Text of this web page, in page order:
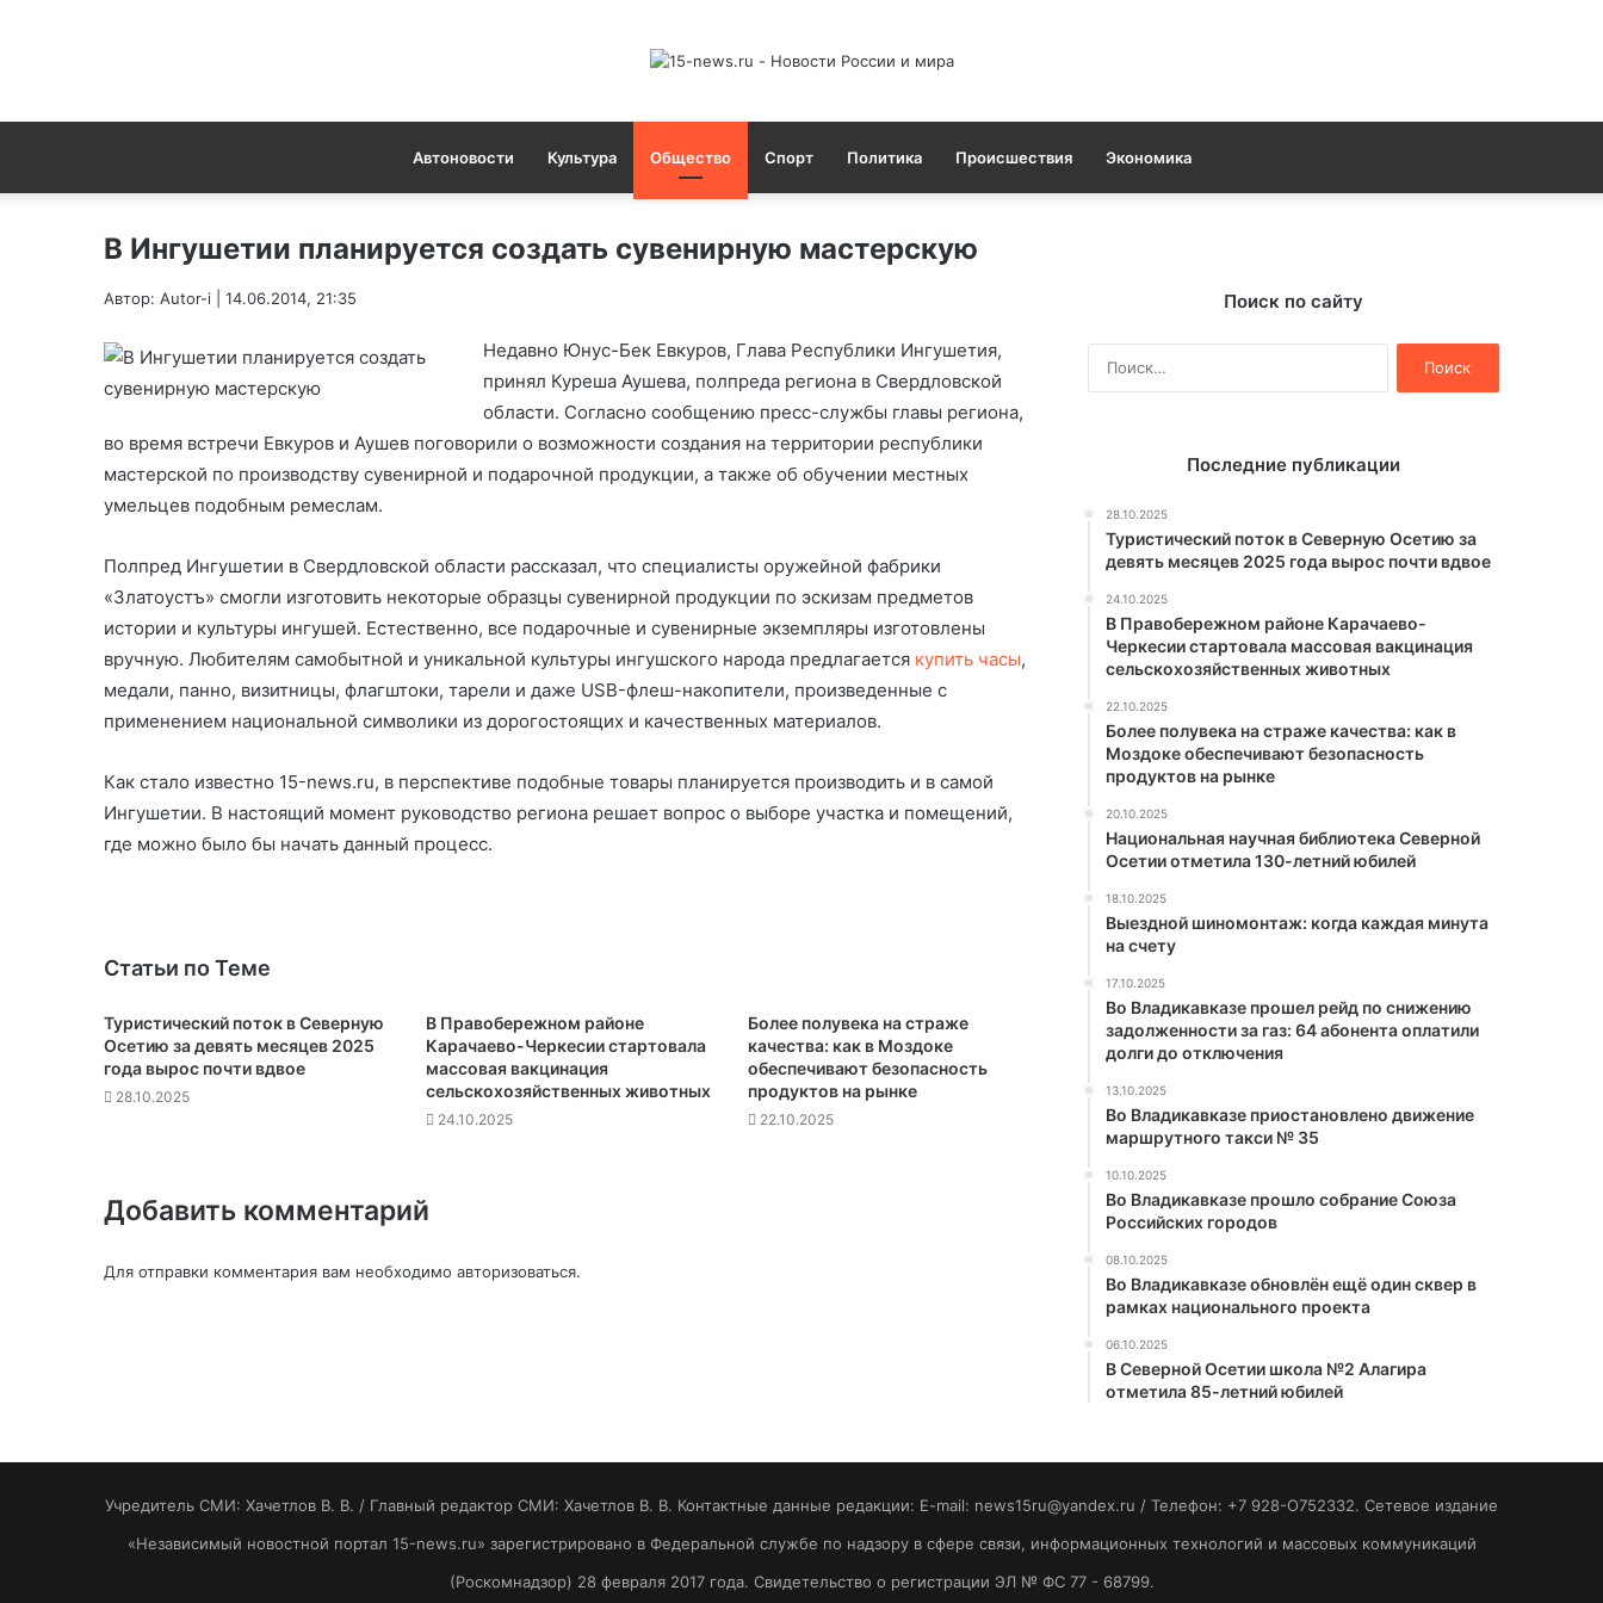
Автоновости Культура Общество Спорт Политика Происшествия Экономика
В Ингушетии планируется создать сувенирную мастерскую
Автор: Autor-i | 14.06.2014, 21:35
Недавно Юнус-Бек Евкуров, Глава Республики Ингушетия,
принял Куреша Аушева, полпреда региона в Свердловской
области. Согласно сообщению пресс-службы главы региона,
во время встречи Евкуров и Аушев поговорили о возможности создания на территории республики
мастерской по производству сувенирной и подарочной продукции, а также об обучении местных
умельцев подобным ремеслам.
Полпред Ингушетии в Свердловской области рассказал, что специалисты оружейной фабрики
«Златоустъ» смогли изготовить некоторые образцы сувенирной продукции по эскизам предметов
истории и культуры ингушей. Естественно, все подарочные и сувенирные экземпляры изготовлены
вручную. Любителям самобытной и уникальной культуры ингушского народа предлагается купить часы,
медали, панно, визитницы, флагштоки, тарели и даже USB-флеш-накопители, произведенные с
применением национальной символики из дорогостоящих и качественных материалов.
Как стало известно 15-news.ru, в перспективе подобные товары планируется производить и в самой
Ингушетии. В настоящий момент руководство региона решает вопрос о выборе участка и помещений,
где можно было бы начать данный процесс.
Статьи по Теме
Туристический поток в Северную
Осетию за девять месяцев 2025
года вырос почти вдвое
28.10.2025
В Правобережном районе
Карачаево-Черкесии стартовала
массовая вакцинация
сельскохозяйственных животных
24.10.2025
Более полувека на страже
качества: как в Моздоке
обеспечивают безопасность
продуктов на рынке
22.10.2025
Добавить комментарий
Для отправки комментария вам необходимо авторизоваться.
Поиск по сайту
Последние публикации
28.10.2025
Туристический поток в Северную Осетию за
девять месяцев 2025 года вырос почти вдвое
24.10.2025
В Правобережном районе Карачаево-
Черкесии стартовала массовая вакцинация
сельскохозяйственных животных
22.10.2025
Более полувека на страже качества: как в
Моздоке обеспечивают безопасность
продуктов на рынке
20.10.2025
Национальная научная библиотека Северной
Осетии отметила 130-летний юбилей
18.10.2025
Выездной шиномонтаж: когда каждая минута
на счету
17.10.2025
Во Владикавказе прошел рейд по снижению
задолженности за газ: 64 абонента оплатили
долги до отключения
13.10.2025
Во Владикавказе приостановлено движение
маршрутного такси № 35
10.10.2025
Во Владикавказе прошло собрание Союза
Российских городов
08.10.2025
Во Владикавказе обновлён ещё один сквер в
рамках национального проекта
06.10.2025
В Северной Осетии школа №2 Алагира
отметила 85-летний юбилей
Учредитель СМИ: Хaчeтлoв B. B. / Главный редактор СМИ: Хaчeтлoв B. B. Контактные данные редакции: E-mail: news15ru@yandex.ru / Телефон: +7 928-O752332. Сетевое издание
«Независимый новостной портал 15-news.ru» зарегистрировано в Федеральной службе по надзору в сфере связи, информационных технологий и массовых коммуникаций
(Роскомнадзор) 28 февраля 2017 года. Свидетельство о регистрации ЭЛ № ФС 77 - 68799.